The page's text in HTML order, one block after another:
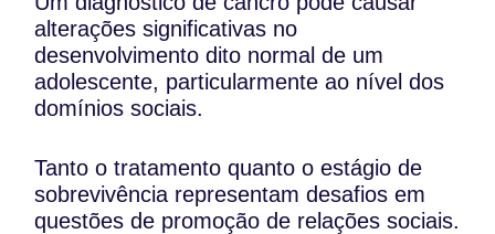
alterações significativas no
desenvolvimento dito normal de um
adolescente, particularmente ao nível dos
domínios sociais.
Tanto o tratamento quanto o estágio de
sobrevivência representam desafios em
questões de promoção de relações sociais.